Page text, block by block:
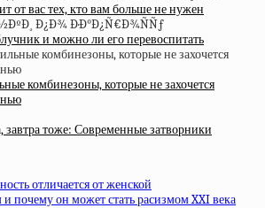
от вас тех, кто вам больше не нужен
и можно ли его перевоспитать
комбинезоны, которые не захочется
тоже: Современные затворники
отличается от женской
и почему он может стать расизмом XXI века